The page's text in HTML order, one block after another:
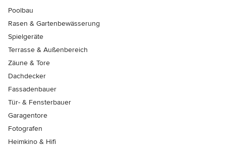
Poolbau
Rasen & Gartenbewässerung
Spielgeräte
Terrasse & Außenbereich
Zäune & Tore
Dachdecker
Fassadenbauer
Tür- & Fensterbauer
Garagentore
Fotografen
Heimkino & Hifi